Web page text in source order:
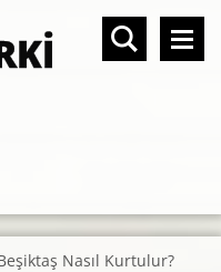
Nasıl Kurtulur?